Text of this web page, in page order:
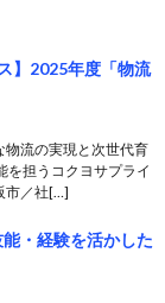
】2025年度「物流
物流の実現と次世代育
を担うコクヨサプライ
市／社[…]
・経験を活かした